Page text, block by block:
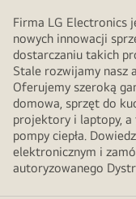
Firma LG Electronics
nowych innowacji
dostarczaniu takich
Stale rozwijamy nasz
Oferujemy szeroką
domowa, sprzęt do
projektory i laptopy, a
pompy ciepła.
elektronicznym i
autoryzowanego